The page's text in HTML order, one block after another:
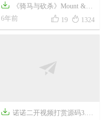

《骑马与砍杀》Mount &
Blade游戏源码
6年前  19  1324
 诺诺二开视频打赏源码3.0